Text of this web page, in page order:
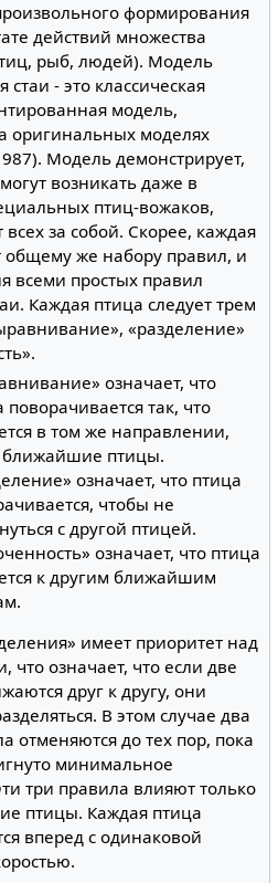
формирования
действий множества
рыб, людей). Модель
- это классическая
модель,
оригинальных моделях
Модель демонстрирует,
возникать даже в
птиц-вожаков,
всех за собой. Скорее, каждая
общему же набору правил, и
всеми простых правил
Каждая птица следует трем
«разделение»
означает, что
поворачивается так, что
в том же направлении,
ближайшие птицы.
означает, что птица
чтобы не
с другой птицей.
означает, что птица
к другим ближайшим
имеет приоритет над
что означает, что если две
друг к другу, они
В этом случае два
отменяются до тех пор, пока
минимальное
три правила влияют только
птицы. Каждая птица
вперед с одинаковой